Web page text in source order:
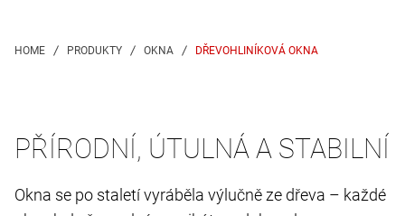
DŘEVOHLINÍKOVÁ OKNA
PŘÍRODNÍ, ÚTULNÁ A STABILNÍ
Okna se po staletí vyráběla výlučně ze dřeva – každé